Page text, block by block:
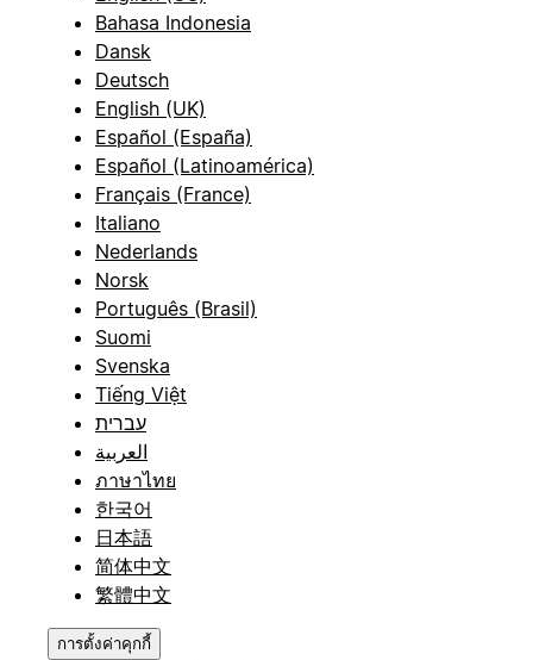
Bahasa Indonesia
Dansk
Deutsch
English (UK)
Español (España)
Español (Latinoamérica)
Français (France)
Italiano
Nederlands
Norsk
Português (Brasil)
Suomi
Svenska
Tiếng Việt
עברית
العربية
ภาษาไทย
한국어
日本語
简体中文
繁體中文
การตั้งค่าคุกกี้